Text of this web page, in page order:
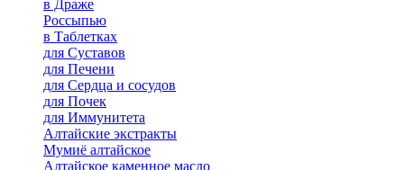
в Драже
Россыпью
в Таблетках
для Cуставов
для Печени
для Сердца и сосудов
для Почек
для Иммунитета
Алтайские экстракты
Мумиё алтайское
Алтайское каменное масло